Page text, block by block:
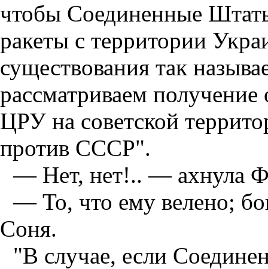
чтобы Соединенные
ракеты с территории
существования так
рассматриваем
ЦРУ на советской
против СССР".
— Нет, нет!.. — ахнула
— То, что ему велено;
Соня.
"В случае, если